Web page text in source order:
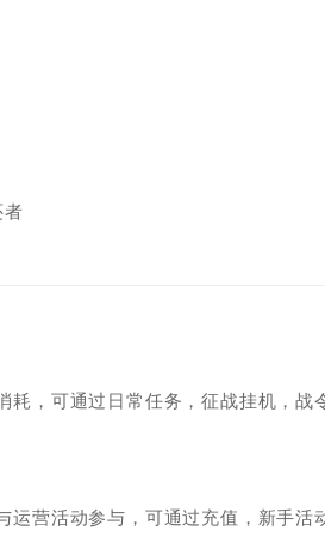
者
耗，可通过日常任务，征战挂机，战
运营活动参与，可通过充值，新手活